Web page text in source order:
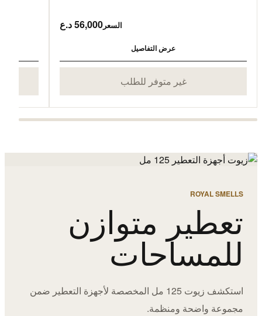
السعر 56,000 د.ع
عرض التفاصيل
غير متوفر للطلب
ROYAL SMELLS
تعطير متوازن
للمساحات
استكشف زيوت 125 مل المخصصة لأجهزة التعطير ضمن
مجموعة واضحة ومنظمة.